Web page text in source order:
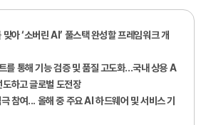
맞아‘소버린AI’ 풀스택 완성할 프레임워크 개
를 통해 기능 검증 및 품질 고도화...국내 상용A
하고 글로벌 도전장
참여... 올해 중 주요AI하드웨어 및 서비스 기